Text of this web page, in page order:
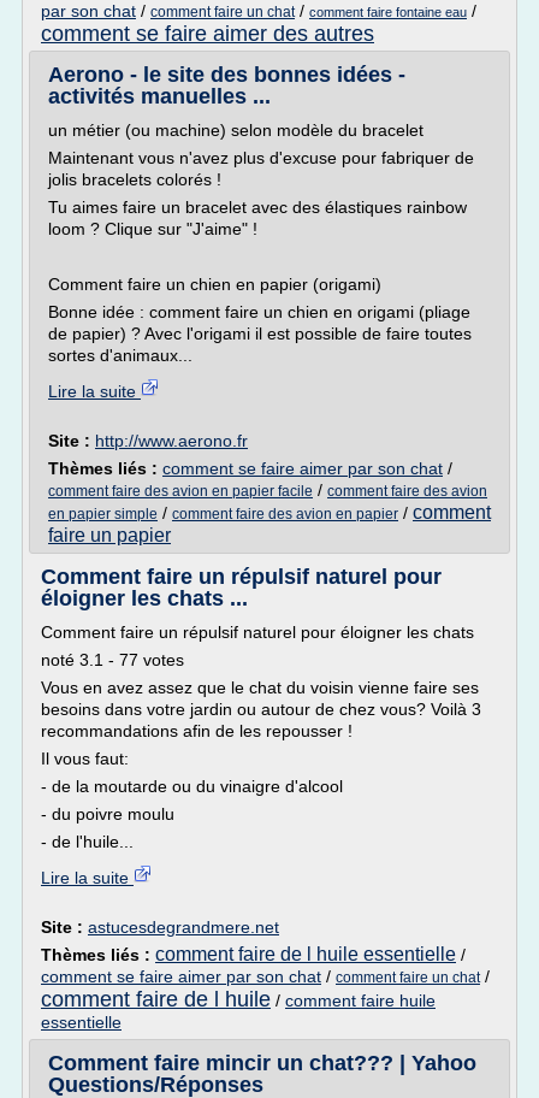
par son chat / comment faire un chat/ comment faire fontaine eau /
comment se faire aimer des autres
Aerono - le site des bonnes idées -
activités manuelles ...
un métier (ou machine) selon modèle du bracelet
Maintenant vous n'avez plus d'excuse pour fabriquer de
jolis bracelets colorés !
Tu aimes faire un bracelet avec des élastiques rainbow
loom ? Clique sur "J'aime" !
Comment faire un chien en papier (origami)
Bonne idée : comment faire un chien en origami (pliage
de papier) ? Avec l'origami il est possible de faire toutes
sortes d'animaux...
Lire la suite
Site : http://www.aerono.fr
Thèmes liés : comment se faire aimer par son chat /
comment faire des avion en papier facile / comment faire des avion
en papier simple / comment faire des avion en papier / comment
faire un papier
Comment faire un répulsif naturel pour
éloigner les chats ...
Comment faire un répulsif naturel pour éloigner les chats
noté 3.1 - 77 votes
Vous en avez assez que le chat du voisin vienne faire ses
besoins dans votre jardin ou autour de chez vous? Voilà 3
recommandations afin de les repousser !
Il vous faut:
- de la moutarde ou du vinaigre d'alcool
- du poivre moulu
- de l'huile...
Lire la suite
Site : astucesdegrandmere.net
Thèmes liés : comment faire de l huile essentielle /
comment se faire aimer par son chat / comment faire un chat/
comment faire de l huile / comment faire huile
essentielle
Comment faire mincir un chat??? | Yahoo
Questions/Réponses